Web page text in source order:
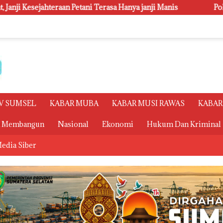
Hanya janji Manis Polsri Juara Umum PORSENI
SUMSEL KABAR MUBA KABAR MUSI RAWAS
Membangun Nasional Ekonomi Hukum Dan Kriminal
Siber